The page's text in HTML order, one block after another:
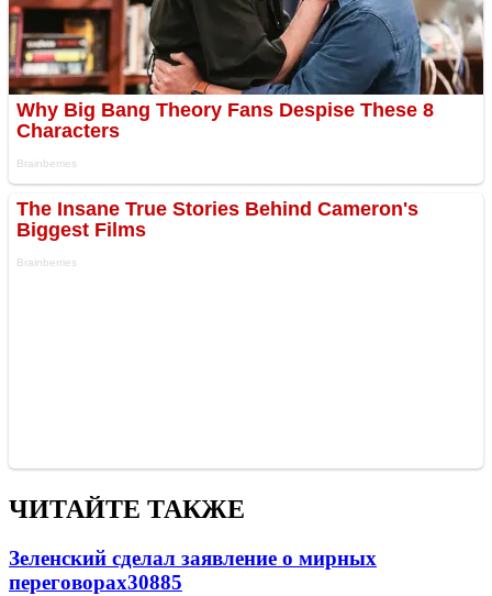
ЧИТАЙТЕ ТАКЖЕ
Зеленский сделал заявление о мирных
переговорах30885